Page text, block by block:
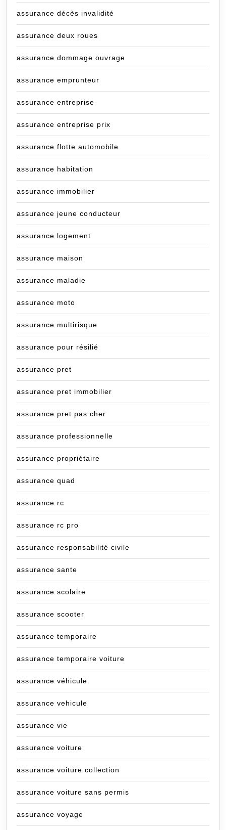
assurance décès invalidité
assurance deux roues
assurance dommage ouvrage
assurance emprunteur
assurance entreprise
assurance entreprise prix
assurance flotte automobile
assurance habitation
assurance immobilier
assurance jeune conducteur
assurance logement
assurance maison
assurance maladie
assurance moto
assurance multirisque
assurance pour résilié
assurance pret
assurance pret immobilier
assurance pret pas cher
assurance professionnelle
assurance propriétaire
assurance quad
assurance rc
assurance rc pro
assurance responsabilité civile
assurance sante
assurance scolaire
assurance scooter
assurance temporaire
assurance temporaire voiture
assurance véhicule
assurance vehicule
assurance vie
assurance voiture
assurance voiture collection
assurance voiture sans permis
assurance voyage